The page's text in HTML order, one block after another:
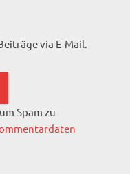
via E-Mail.
Spam zu